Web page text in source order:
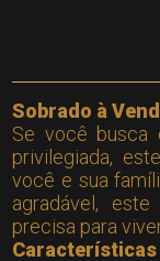
Sobrado à
Se você busca
privilegiada,
você e sua
agradável,
precisa para